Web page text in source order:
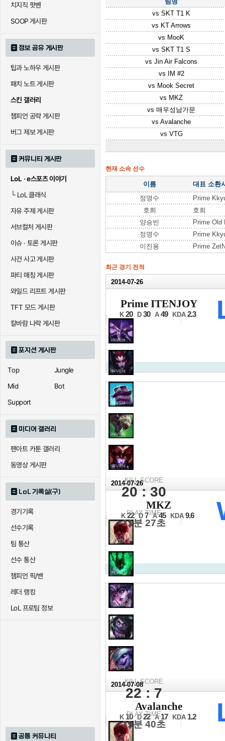
치지직 팟벤
SOOP 게시판
정보 공유 게시판
팁과 노하우 게시판
패치 노트 게시판
스킨 갤러리
챔피언 공략 게시판
버그 제보 게시판
커뮤니티 게시판
LoL · e스포츠 이야기
└LoL 클래식
자유 주제 게시판
서브컬처 게시판
이슈 · 토론 게시판
사건 사고 게시판
파티 매칭 게시판
와일드 리프트 게시판
TFT 모드 게시판
칼바람 나락 게시판
포지션 게시판
Top
Jungle
Mid
Bot
Support
미디어 갤러리
팬아트 카툰 갤러리
동영상 게시판
LoL 기록실(구)
경기기록
선수기록
팀 통산
선수 통산
챔피언 픽/밴
레더 랭킹
LoL 프로팀 정보
공통 커뮤니티
vs SKT T1 K
vs KT Arrows
vs MooK
vs SKT T1 S
vs Jin Air Falcons
vs
IM #2
vs Mook Secret
vs MKZ
vs 매우성남가문
vs Avalanche
vs VTG
현재 소속 선수
이름
대표 소환
정명수
Prime
호희
호희
양승빈
Prime Old
정명수
Prime
이진용
Prime
최근 경기 전적
2014-07-26
12강 C조 1경기 2세트
Prime ITENJOY
K 20 D 30 A 49 KDA 2.3
KILL SCORE
20 : 30
PLAY TIME
31분 27초
2014-07-26
12강 C조 1경기 1세트
MKZ
K 22 D 7 A 45 KDA 9.6
KILL SCORE
22 : 7
PLAY TIME
39분 40초
2014-07-08
16강 C조 진출전 2세트
Avalanche
K 10 D 22 A 17 KDA 1.2